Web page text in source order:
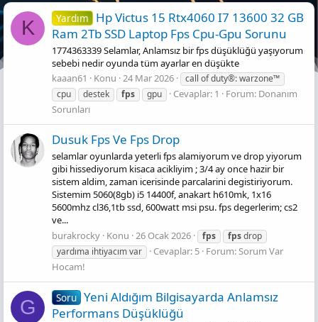
K Yardım
Hp Victus 15 Rtx4060 I7 13600 32 GB
Ram 2Tb SSD Laptop Fps Cpu-Gpu Sorunu
1774363339 Selamlar, Anlamsız bir fps düşüklüğü yaşıyorum
sebebi nedir oyunda tüm ayarlar en düşükte
kaaan61
Konu 24 Mar 2026
call of duty®: warzone™
cpu
destek fps gpu Cevaplar: 1 Forum: Donanım
Sorunları
Dusuk Fps Ve Fps Drop
selamlar oyunlarda yeterli fps alamiyorum ve drop yiyorum
gibi hissediyorum kisaca acikliyim ; 3/4 ay once hazir bir
sistem aldim, zaman icerisinde parcalarini degistiriyorum.
Sistemim 5060(8gb) i5 14400f, anakart h610mk, 1x16
5600mhz cl36,1tb ssd, 600watt msi psu. fps degerlerim; cs2
ve...
burakrocky Konu 26 Ocak 2026 fps fpsdrop
yardıma ihtiyacım var
Cevaplar: 5 Forum:Sorum Var
Hocam!
G Soru Yeni Aldığım Bilgisayarda Anlamsız
Performans Düşüklüğü